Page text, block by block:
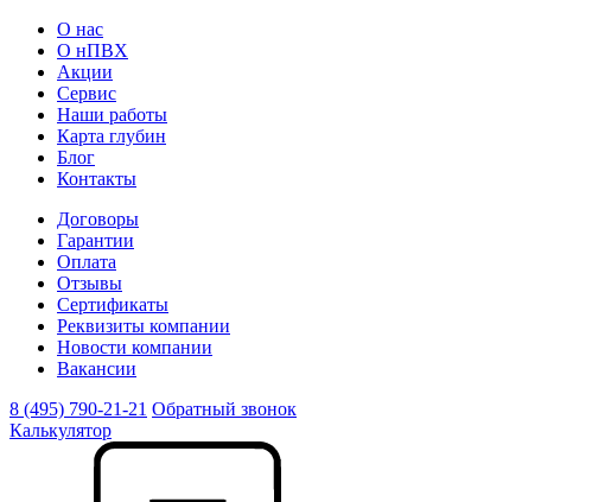
О нас
О нПВХ
Акции
Сервис
Наши работы
Карта глубин
Блог
Контакты
Договоры
Гарантии
Оплата
Отзывы
Сертификаты
Реквизиты компании
Новости компании
Вакансии
8 (495) 790-21-21 Обратный звонок
Калькулятор